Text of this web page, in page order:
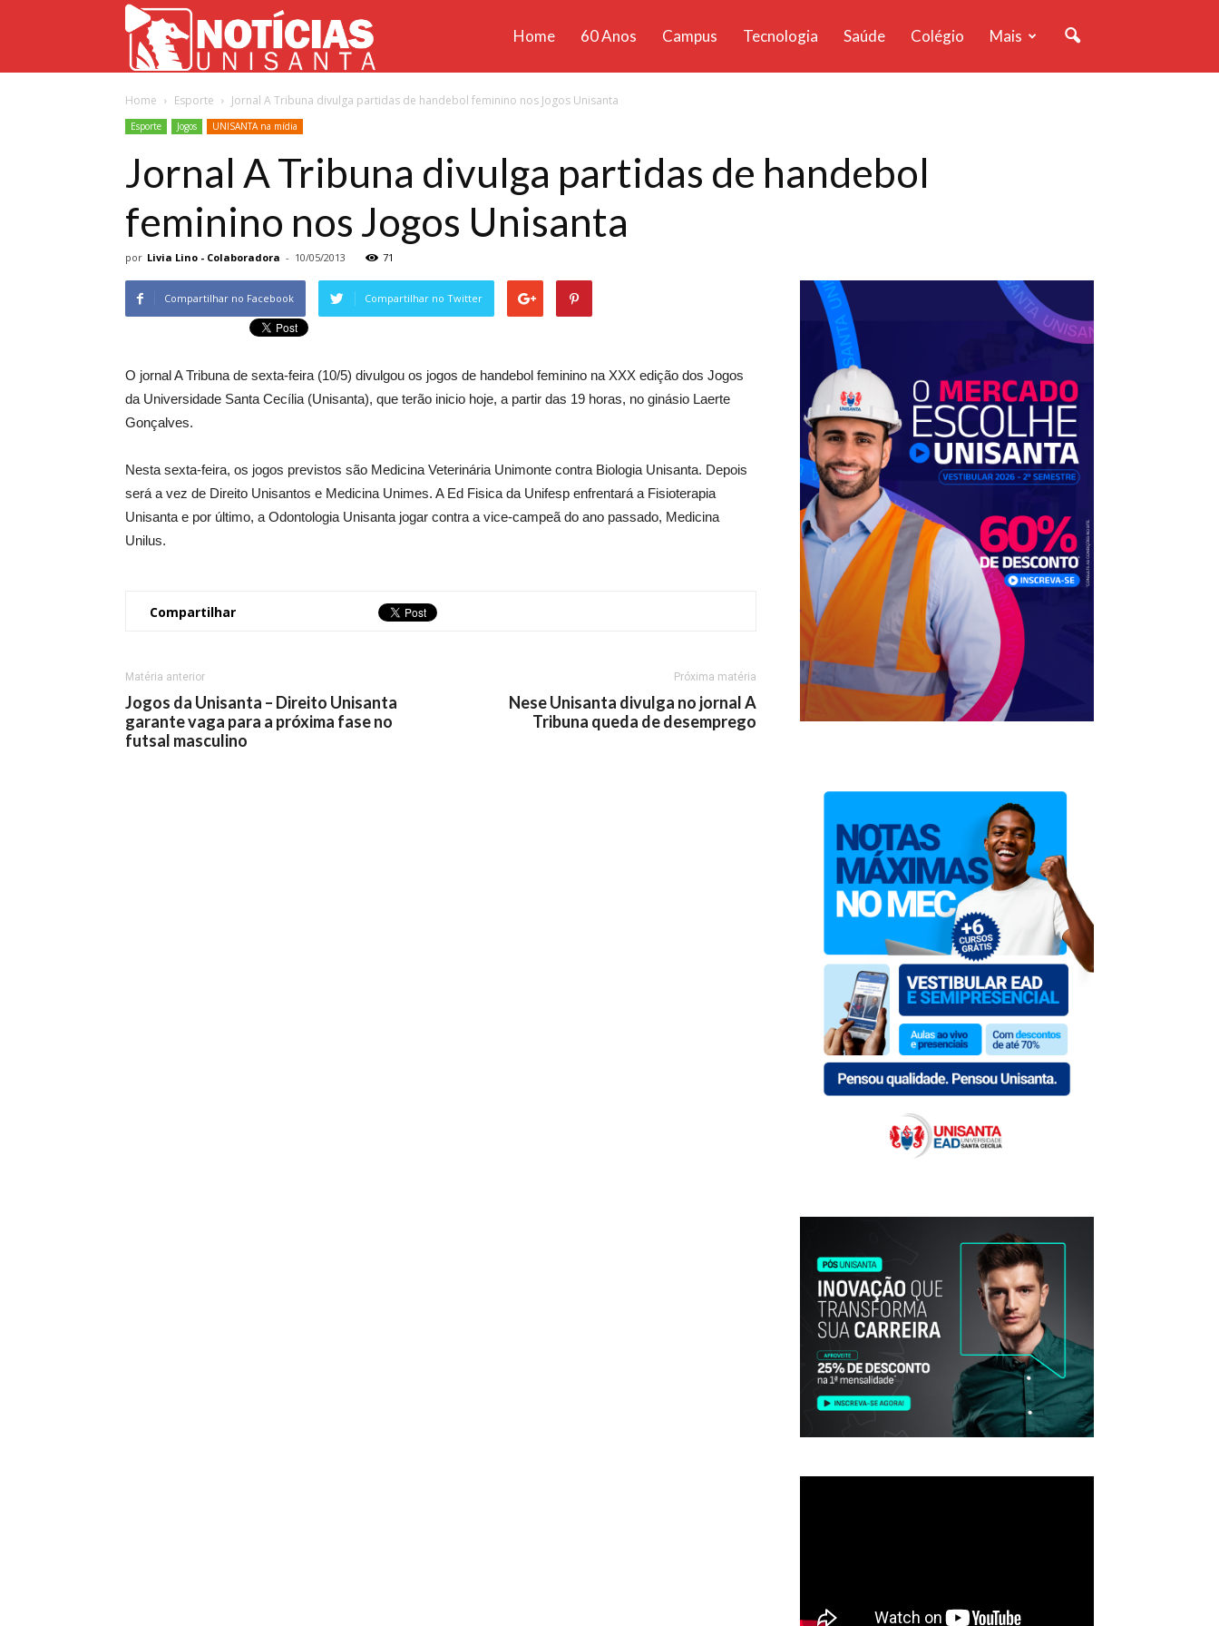
Unisanta
Home 60 Anos Campus Tecnologia Saúde Colégio Mais
Home Esporte Jornal A Tribuna divulga partidas de handebol feminino nos Jogos Unisanta
Esporte Jogos UNISANTA na mídia
Jornal A Tribuna divulga partidas de handebol
feminino nos Jogos Unisanta
por Livia Lino - Colaboradora - 10/05/2013 71
Compartilhar no Facebook Compartilhar no Twitter
O jornal A Tribuna de sexta-feira (10/5) divulgou os jogos de handebol feminino na XXX edição dos Jogos
da Universidade Santa Cecília (Unisanta), que terão inicio hoje, a partir das 19 horas, no ginásio Laerte
Gonçalves.
Nesta sexta-feira, os jogos previstos são Medicina Veterinária Unimonte contra Biologia Unisanta. Depois
será a vez de Direito Unisantos e Medicina Unimes. A Ed Fisica da Unifesp enfrentará a Fisioterapia
Unisanta e por último, a Odontologia Unisanta jogar contra a vice-campeã do ano passado, Medicina
Unilus.
Compartilhar
Matéria anterior
Jogos da Unisanta – Direito Unisanta
garante vaga para a próxima fase no
futsal masculino
Próxima matéria
Nese Unisanta divulga no jornal A
Tribuna queda de desemprego